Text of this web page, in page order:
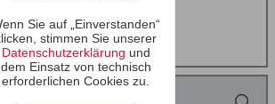
Sie auf „Einverstanden“
stimmen Sie unserer
Datenschutzerklärung und
dem Einsatz von technisch
erforderlichen Cookies zu.